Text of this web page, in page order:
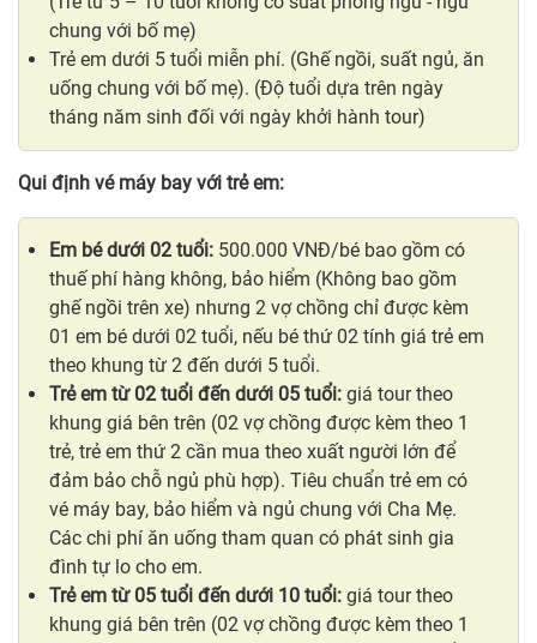
chung với bố mẹ)
Trẻ em dưới 5 tuổi miễn phí. (Ghế ngồi, suất ngủ, ăn
uống chung với bố mẹ). (Độ tuổi dựa trên ngày
tháng năm sinh đối với ngày khởi hành tour)
Qui định vé máy bay với trẻ em:
Em bé dưới 02 tuổi: 500.000 VNĐ/bé bao gồm có
thuế phí hàng không, bảo hiểm (Không bao gồm
ghế ngồi trên xe) nhưng 2 vợ chồng chỉ được kèm
01 em bé dưới 02 tuổi, nếu bé thứ 02 tính giá trẻ em
theo khung từ 2 đến dưới 5 tuổi.
Trẻ em từ 02 tuổi đến dưới 05 tuổi: giá tour theo
khung giá bên trên (02 vợ chồng được kèm theo 1
trẻ, trẻ em thứ 2 cần mua theo xuất người lớn để
đảm bảo chỗ ngủ phù hợp). Tiêu chuẩn trẻ em có
vé máy bay, bảo hiểm và ngủ chung với Cha Mẹ.
Các chi phí ăn uống tham quan có phát sinh gia
đình tự lo cho em.
Trẻ em từ 05 tuổi đến dưới 10 tuổi: giá tour theo
khung giá bên trên (02 vợ chồng được kèm theo 1